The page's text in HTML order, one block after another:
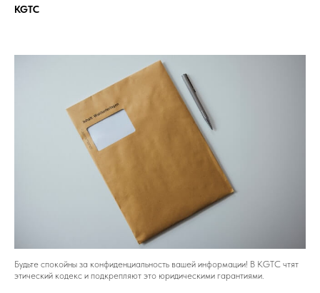
KGTC
Будьте спокойны за конфиденциальность вашей информации! В KGTC чтят
этический кодекс и подкрепляют это юридическими гарантиями.